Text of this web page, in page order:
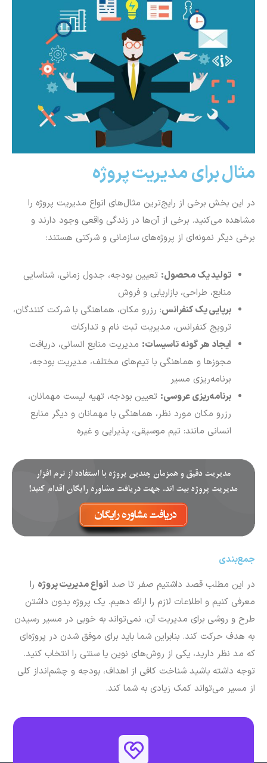
مثال برای مدیریت پروژه
در این بخش برخی از رایج‌ترین مثال‌های انواع مدیریت پروژه را
مشاهده می‌کنید. برخی از آن‌ها در زندگی واقعی وجود دارند و
برخی دیگر نمونه‌ای از پروژه‌های سازمانی و شرکتی هستند:
تولید یک محصول: تعیین بودجه، جدول زمانی، شناسایی
منابع، طراحی، بازاریابی و فروش
برپایی یک کنفرانس: رزرو مکان، هماهنگی با شرکت کنندگان،
ترویج کنفرانس، مدیریت ثبت نام و تدارکات
ایجاد هر گونه تاسیسات: مدیریت منابع انسانی، دریافت
مجوزها و هماهنگی با تیم‌های مختلف، مدیریت بودجه،
برنامه‌ریزی مسیر
برنامهریزی عروسی: تعیین بودجه، تهیه لیست مهمانان،
رزرو مکان مورد نظر، هماهنگی با مهمانان و دیگر منابع
انسانی مانند: تیم موسیقی، پذیرایی و غیره
جمع‌بندی
در این مطلب قصد داشتیم صفر تا صد انواع مدیریت پروژه را
معرفی کنیم و اطلاعات لازم را ارائه دهیم. یک پروژه بدون داشتن
طرح و روشی برای مدیریت آن، نمی‌تواند به خوبی در مسیر رسیدن
به هدف حرکت کند. بنابراین شما باید برای موفق شدن در پروژه‌ای
که مد نظر دارید، یکی از روش‌های نوین یا سنتی را انتخاب کنید.
توجه داشته باشید شناخت کافی از اهداف، بودجه و چشم‌انداز کلی
از مسیر می‌تواند کمک زیادی به شما کند.